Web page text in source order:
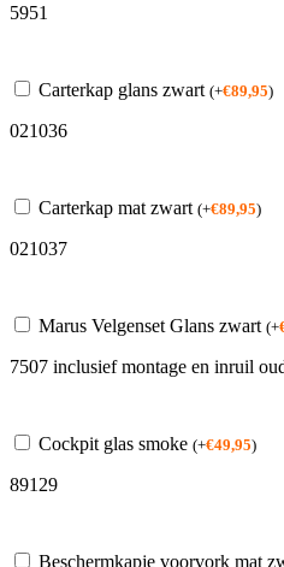
5951
Carterkap glans zwart (+€89,95)
021036
Carterkap mat zwart (+€89,95)
021037
Marus Velgenset Glans zwart (+
7507 inclusief montage en inruil
Cockpit glas smoke (+€49,95)
89129
Beschermkapje voorvork mat